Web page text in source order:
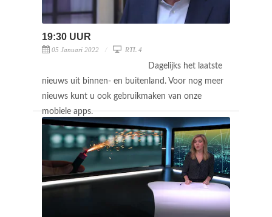
19:30 UUR
05 Januari 2022 RTL 4
Dagelijks het laatste
nieuws uit binnen- en buitenland. Voor nog meer
nieuws kunt u ook gebruikmaken van onze
mobiele apps.